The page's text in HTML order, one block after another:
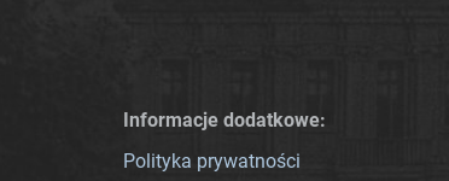
Informacje dodatkowe:
Polityka prywatności